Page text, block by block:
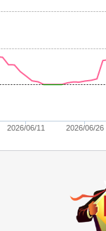
2026/06/11 2026/06/26